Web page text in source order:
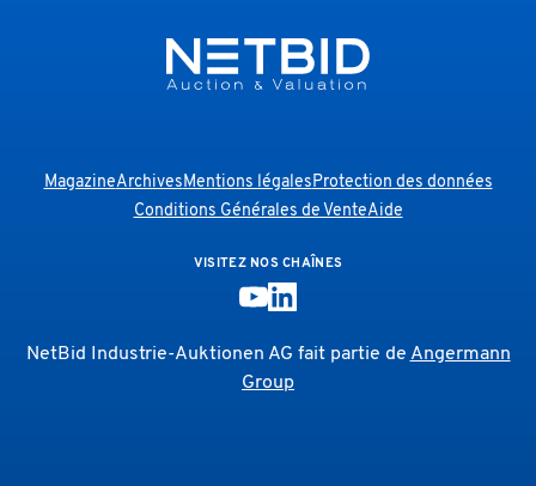
MagazineArchivesMentions légalesProtection des données
Conditions Générales de VenteAide
VISITEZ NOS CHAÎNES
NetBid Industrie-Auktionen AG fait partie deAngermann
Group